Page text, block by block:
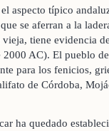
aspecto típico
se aferran a la
vieja, tiene evidencia
2000 AC). El pueblo
para los fenicios,
de Córdoba,
ha quedado